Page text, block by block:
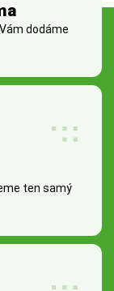
dodáme
ten samý